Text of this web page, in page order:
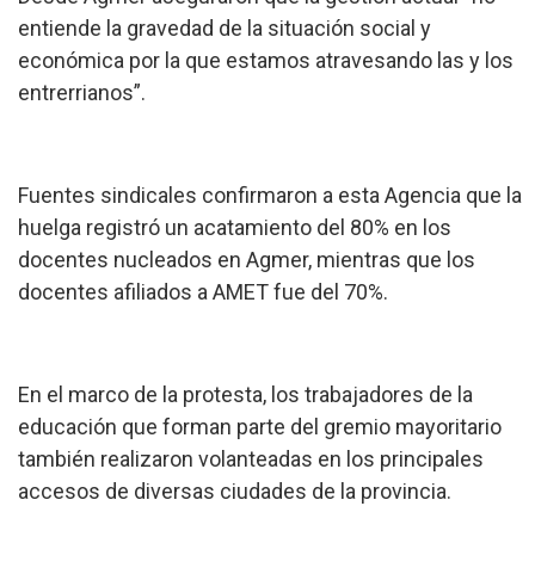
entiende la gravedad de la situación social y
económica por la que estamos atravesando las y los
entrerrianos”.
Fuentes sindicales confirmaron a esta Agencia que la
huelga registró un acatamiento del 80% en los
docentes nucleados en Agmer, mientras que los
docentes afiliados a AMET fue del 70%.
En el marco de la protesta, los trabajadores de la
educación que forman parte del gremio mayoritario
también realizaron volanteadas en los principales
accesos de diversas ciudades de la provincia.